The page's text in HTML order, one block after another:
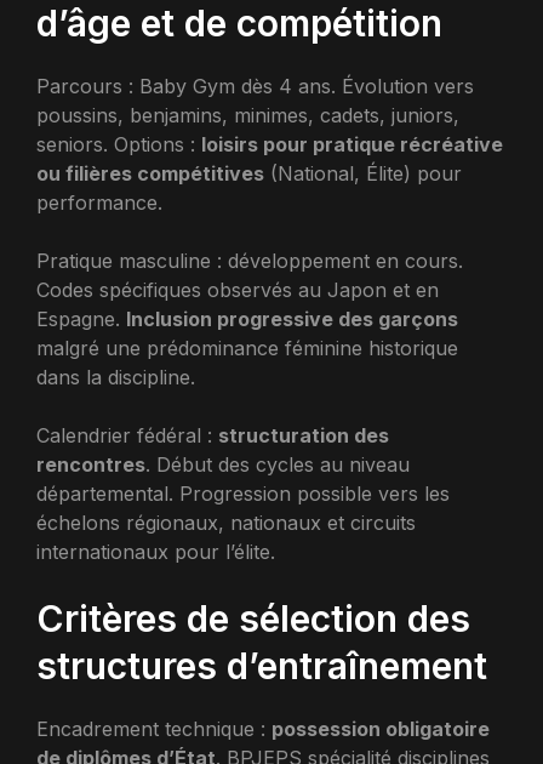
d’âge et de compétition
Parcours : Baby Gym dès 4 ans. Évolution vers
poussins, benjamins, minimes, cadets, juniors,
seniors. Options : loisirs pour pratique récréative
ou filières compétitives (National, Élite) pour
performance.
Pratique masculine : développement en cours.
Codes spécifiques observés au Japon et en
Espagne. Inclusion progressive des garçons
malgré une prédominance féminine historique
dans la discipline.
Calendrier fédéral : structuration des
rencontres. Début des cycles au niveau
départemental. Progression possible vers les
échelons régionaux, nationaux et circuits
internationaux pour l’élite.
Critères de sélection des
structures d’entraînement
Encadrement technique : possession obligatoire
de diplômes d’État. BPJEPS spécialité disciplines